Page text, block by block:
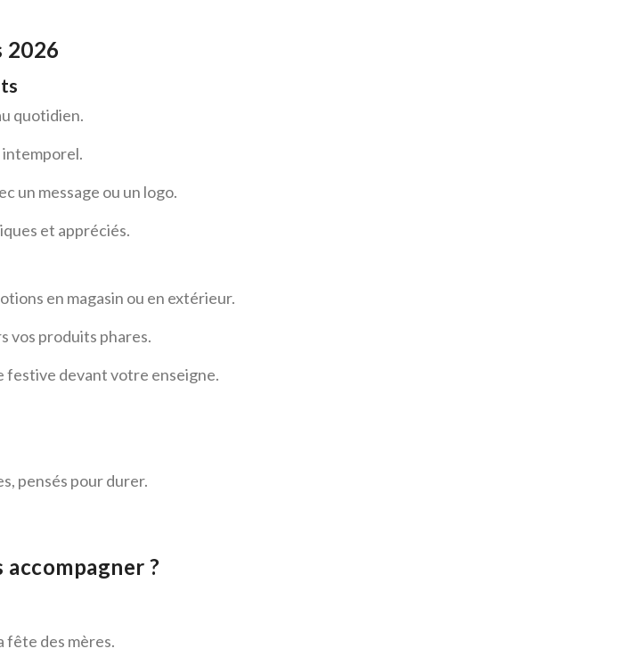
2026
quotidien.
un message ou un logo.
et appréciés.
en magasin ou en extérieur.
vos produits phares.
festive devant votre enseigne.
pensés pour durer.
?
fête des mères.